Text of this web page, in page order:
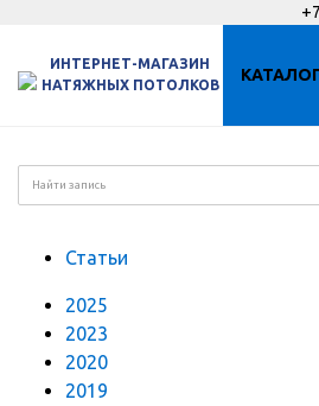
ИНТЕРНЕТ-МАГАЗИН
НАТЯЖНЫХ ПОТОЛКОВ
Статьи
2025
2023
2020
2019